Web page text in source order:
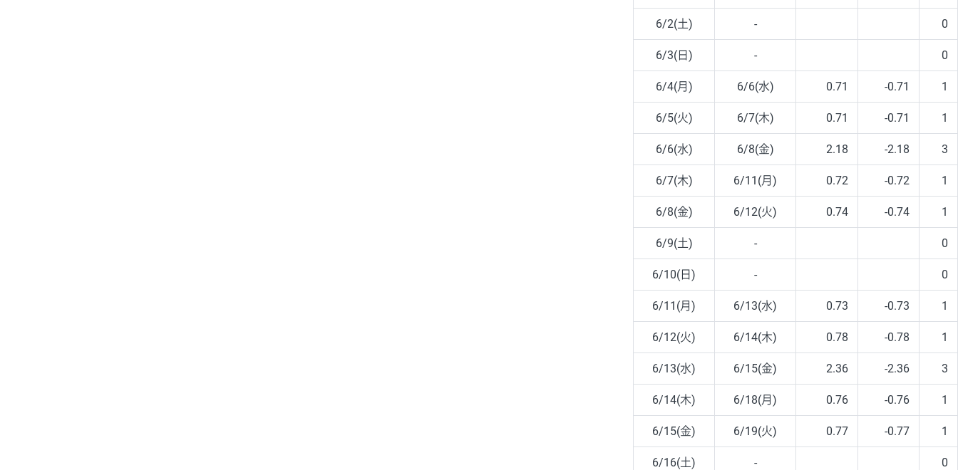
6/2(土) - 0
6/3(日) - 0
6/4(月) 6/6(水) 0.71 -0.71 1
6/5(火) 6/7(木) 0.71 -0.71 1
6/6(水) 6/8(金) 2.18 -2.18 3
6/7(木) 6/11(月) 0.72 -0.72 1
6/8(金) 6/12(火) 0.74 -0.74 1
6/9(土) - 0
6/10(日) - 0
6/11(月) 6/13(水) 0.73 -0.73 1
6/12(火) 6/14(木) 0.78 -0.78 1
6/13(水) 6/15(金) 2.36 -2.36 3
6/14(木) 6/18(月) 0.76 -0.76 1
6/15(金) 6/19(火) 0.77 -0.77 1
6/16(土) - 0